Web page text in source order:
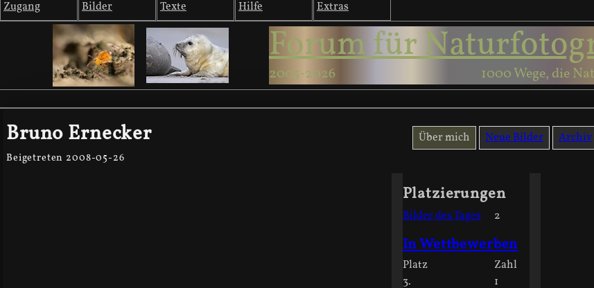
Zugang Bilder Texte Hilfe Extras
Forum für
2003-2026 1000 Wege, die
Bruno Ernecker
Beigetreten 2008-05-26
Über mich Neue Bilder Archiv
Platzierungen
Bilder des Tages 2
In Wettbewerben
Platz
Zahl
3.
1